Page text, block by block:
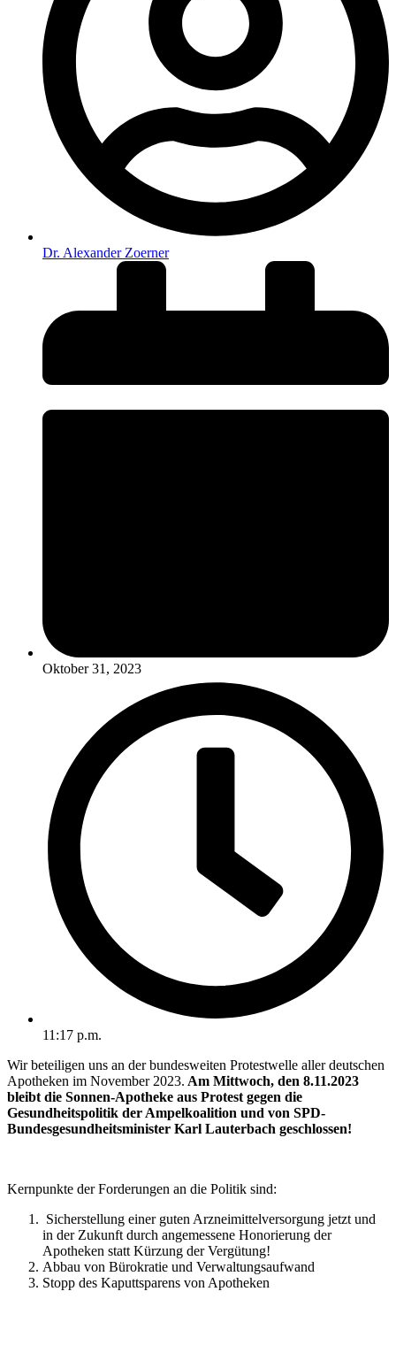
Dr. Alexander Zoerner
Oktober 31, 2023
11:17 p.m.
Wir beteiligen uns an der bundesweiten Protestwelle aller deutschen
Apotheken im November 2023. Am Mittwoch, den 8.11.2023
bleibt die Sonnen-Apotheke aus Protest gegen die
Gesundheitspolitik der Ampelkoalition und von SPD-
Bundesgesundheitsminister Karl Lauterbach geschlossen!
Kernpunkte der Forderungen an die Politik sind:
Sicherstellung einer guten Arzneimittelversorgung jetzt und
in der Zukunft durch angemessene Honorierung der
Apotheken statt Kürzung der Vergütung!
Abbau von Bürokratie und Verwaltungsaufwand
Stopp des Kaputtsparens von Apotheken